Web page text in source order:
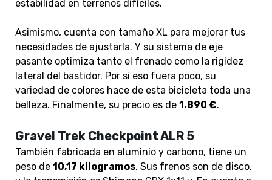
estabilidad en terrenos difíciles.
Asimismo, cuenta con tamaño XL para mejorar tus
necesidades de ajustarla. Y su sistema de eje
pasante optimiza tanto el frenado como la rigidez
lateral del bastidor. Por si eso fuera poco, su
variedad de colores hace de esta bicicleta toda una
belleza. Finalmente, su precio es de 1.890 €.
Gravel Trek Checkpoint ALR 5
También fabricada en aluminio y carbono, tiene un
peso de 10,17 kilogramos. Sus frenos son de disco,